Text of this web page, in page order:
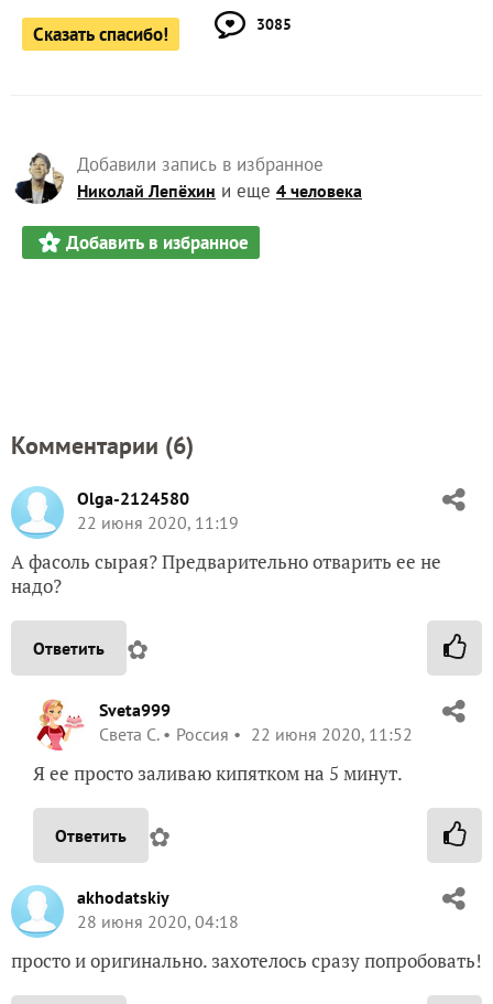
Сказать спасибо! 3085
Добавили запись в избранное
Николай Лепёхин и еще 4 человека
Добавить в избранное
Комментарии (6)
Olga-2124580
22 июня 2020, 11:19
А фасоль сырая? Предварительно отварить ее не
надо?
Ответить ✿
Sveta999
Света С.
Россия 22 июня 2020, 11:52
Я ее просто заливаю кипятком на 5 минут.
Ответить ✿
akhodatskiy
28 июня 2020, 04:18
просто и оригинально. захотелось сразу попробовать!